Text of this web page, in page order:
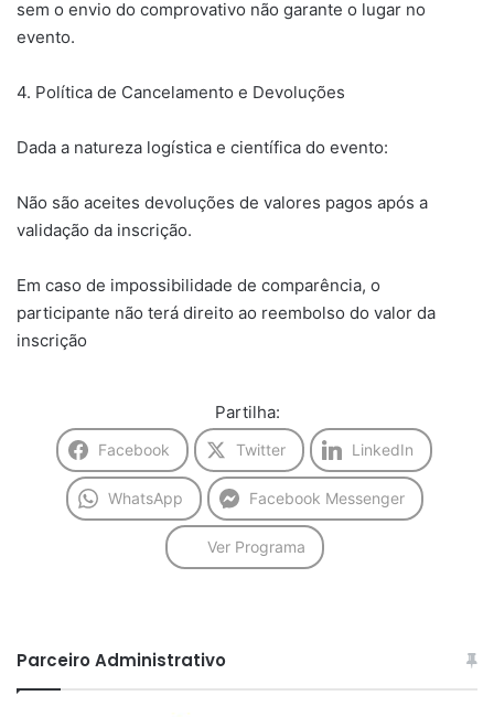
sem o envio do comprovativo não garante o lugar no
evento.
​4. Política de Cancelamento e Devoluções
​Dada a natureza logística e científica do evento:
​Não são aceites devoluções de valores pagos após a
validação da inscrição.
​Em caso de impossibilidade de comparência, o
participante não terá direito ao reembolso do valor da
inscrição
Partilha:
Facebook Twitter LinkedIn
WhatsApp Facebook Messenger
Ver Programa
Parceiro Administrativo